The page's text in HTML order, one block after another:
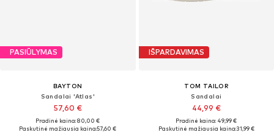
PASIŪLYMAS
BAYTON
Sandalai 'Atlas'
57,60 €
Pradinė kaina: 80,00 €
Paskutinė mažiausia kaina:57,60 €
IŠPARDAVIMAS
TOM TAILOR
Sandalai
44,99 €
Pradinė kaina: 49,99 €
Paskutinė mažiausia kaina:31,99 €